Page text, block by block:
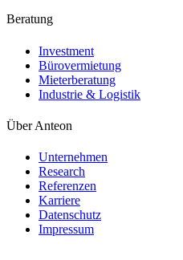
Beratung
Investment
Bürovermietung
Mieterberatung
Industrie & Logistik
Über Anteon
Unternehmen
Research
Referenzen
Karriere
Datenschutz
Impressum